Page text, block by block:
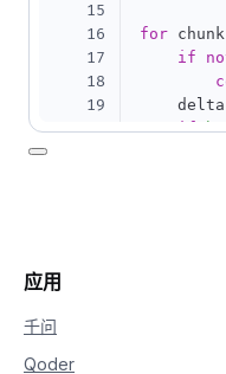
15
16
17
18
19
20
for chunk
if
    delta
if
应用
千问
Qoder